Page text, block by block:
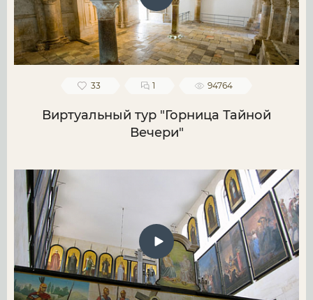
33 1 94764
Виртуальный тур "Горница Тайной
Вечери"